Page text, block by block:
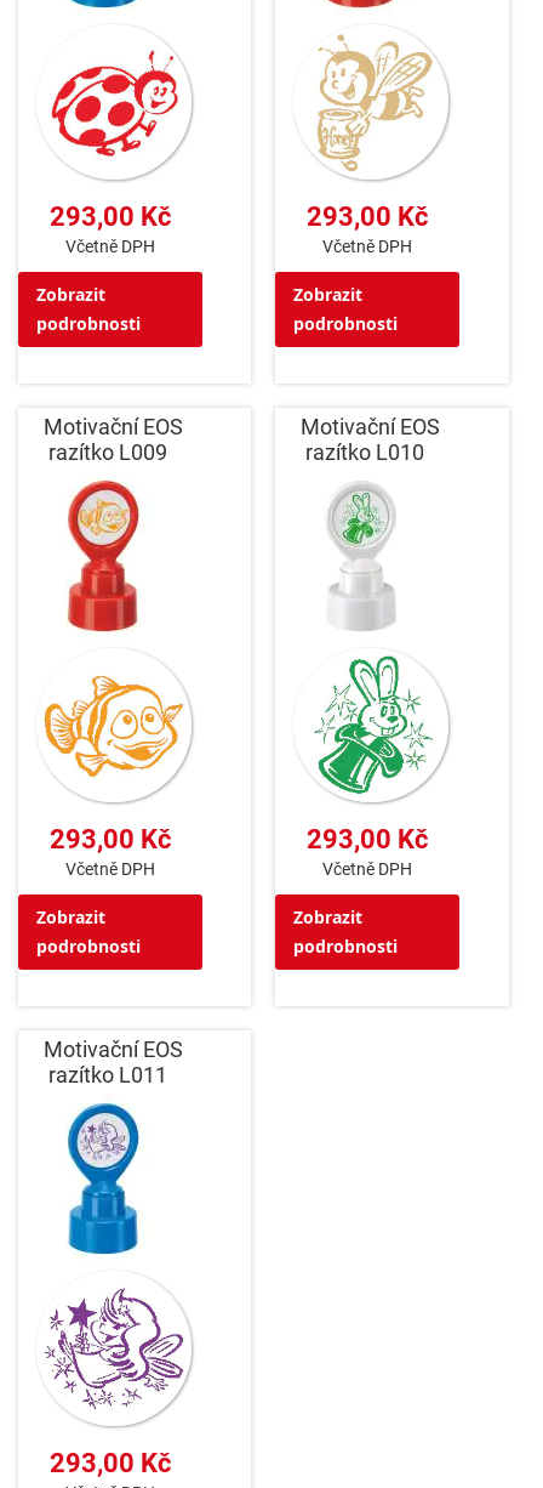
293,00 Kč
Včetně DPH
Zobrazit
podrobnosti
293,00 Kč
Včetně DPH
Zobrazit
podrobnosti
Motivační EOS
razítko L009
293,00 Kč
Včetně DPH
Zobrazit
podrobnosti
Motivační EOS
razítko L010
293,00 Kč
Včetně DPH
Zobrazit
podrobnosti
Motivační EOS
razítko L011
293,00 Kč